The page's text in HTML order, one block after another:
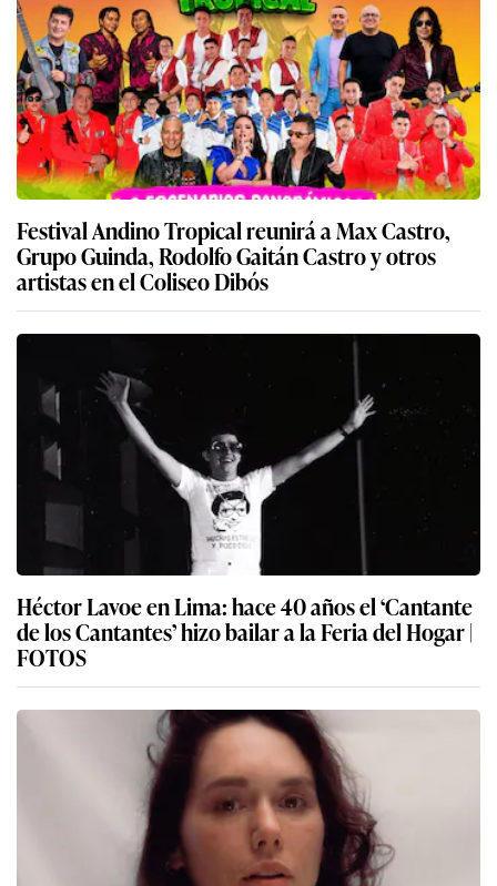
Festival Andino Tropical reunirá a Max Castro,
Grupo Guinda, Rodolfo Gaitán Castro y otros
artistas en el Coliseo Dibós
Héctor Lavoe en Lima: hace 40 años el ‘Cantante
de los Cantantes’ hizo bailar a la Feria del Hogar |
FOTOS